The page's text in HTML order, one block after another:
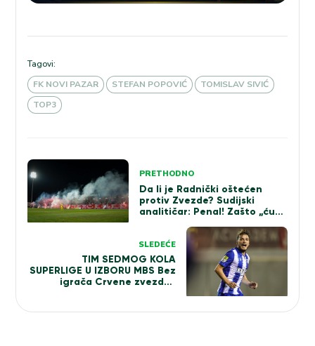
Tagovi:
FK NOVI PAZAR
STEFAN POPOVIĆ
TOMISLAV SIVIĆ
TOP3
Kretanje
članka
PRETHODNO
Da li je Radnički oštećen
protiv Zvezde? Sudijski
analitičar: Penal! Zašto „ćuti“
SLEDEĆE
TIM SEDMOG KOLA
SUPERLIGE U IZBORU MBS Bez
igrača Crvene zvezde i